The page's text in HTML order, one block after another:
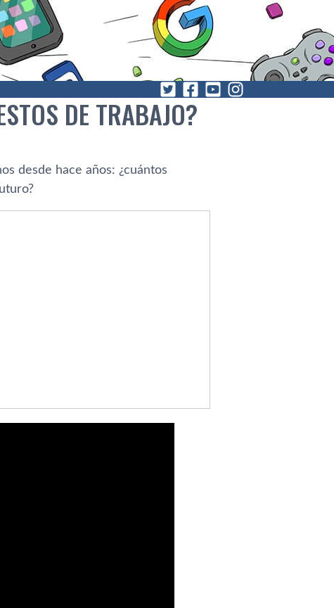
DE TRABAJO?
desde hace años: ¿cuántos